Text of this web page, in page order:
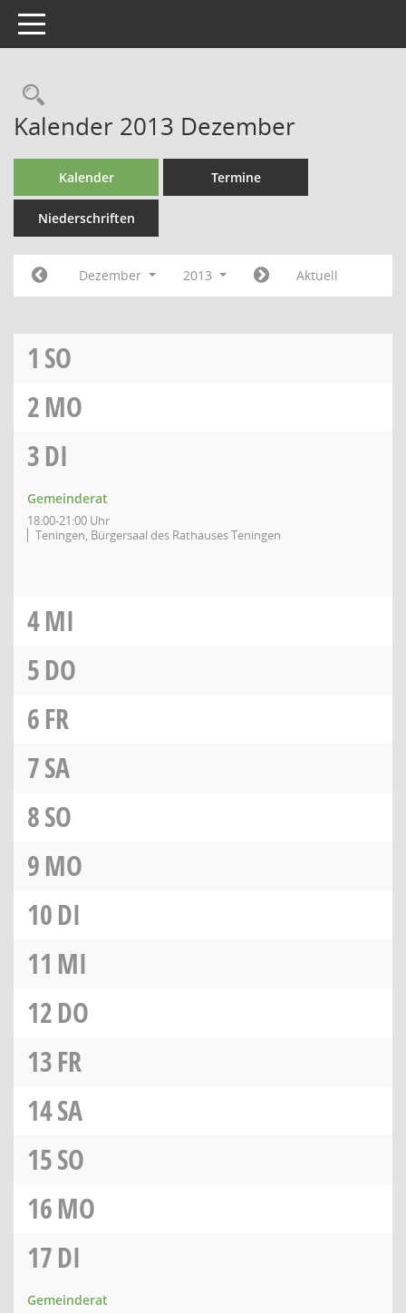
Toggle navigation
Kalender 2013 Dezember
Kalender Termine
Niederschriften
Dezember 2013 Aktuell
1 SO
2MO
3DI
Gemeinderat
18:00-21:00 Uhr
Teningen, Bürgersaal des Rathauses Teningen
4MI
5DO
6FR
7SA
8SO
9MO
10DI
11 MI
12DO
13FR
14SA
15SO
16MO
17DI
Gemeinderat